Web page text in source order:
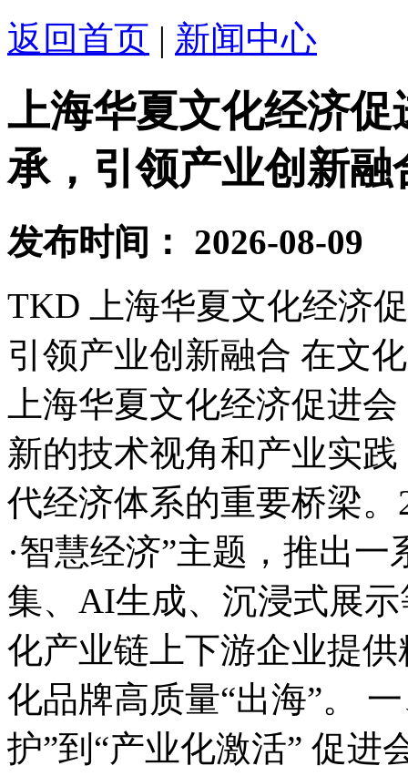
返回首页 | 新闻中心
上海华夏文化经济
承，引领产业创新融
发布时间：
2026-08-09
TKD 上海华夏文化经济
引领产业创新融合 在文
上海华夏文化经济促进
新的技术视角和产业实
代经济体系的重要桥梁
·智慧经济”主题，推出
集、AI生成、沉浸式展
化产业链上下游企业提
化品牌高质量“出海”。
护”到“产业化激活” 促进